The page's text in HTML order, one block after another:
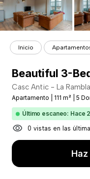
Inicio
Casc Antic - La
Apartamento 111 m² 5
Último escaneo: Hace
0 vistas en las